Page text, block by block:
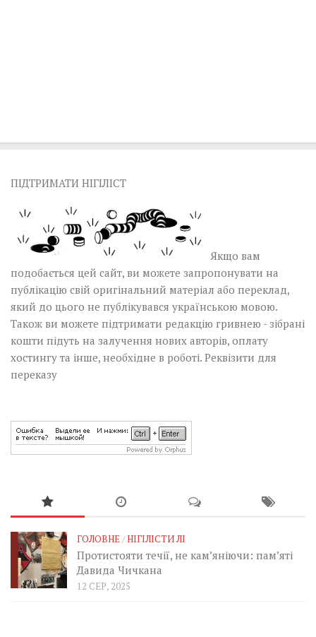
ПІДТРИМАТИ НІГІЛІСТ
Якщо вам
подобається цей сайт, ви можете запропонувати на
публікацію свій оригінальний матеріал або переклад,
який до цього не публікувався українською мовою.
Також ви можете підтримати редакцію гривнею - зібрані
кошти підуть на залучення нових авторів, оплату
хостингу та інше, необхідне в роботі. Реквізити для
переказу
ГОЛОВНЕ/НІГІЛІСТИ ЛІ
Протистояти течії, не кам’яніючи: пам’яті
Давида Чичкана
12 СЕР, 2025